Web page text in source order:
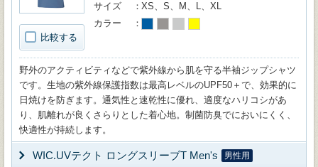
比較する
サイズ
XS、S、M、L、XL
カラー
野外のアクティビティなどで紫外線から肌を守る半袖ジップシャツ
です。生地の紫外線保護指数は最高レベルのUPF50＋で、効果的に
日焼けを防ぎます。通気性と速乾性に優れ、適度なハリコシがあ
り、肌離れが良くさらりとした着心地。制菌防臭でにおいにくく、
快適性が持続します。
WIC.UVテクト ロングスリーブT Men's 男性用